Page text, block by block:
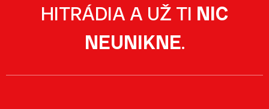
HITRÁDIA A UŽ TI NIC
NEUNIKNE.